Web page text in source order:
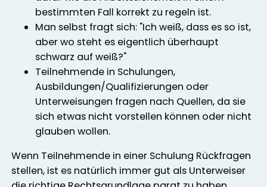
bestimmten Fall korrekt zu regeln ist.
Man selbst fragt sich: "Ich weiß, dass es so ist,
aber wo steht es eigentlich überhaupt
schwarz auf weiß?"
Teilnehmende in Schulungen,
Ausbildungen/Qualifizierungen oder
Unterweisungen fragen nach Quellen, da sie
sich etwas nicht vorstellen können oder nicht
glauben wollen.
Wenn Teilnehmende in einer Schulung Rückfragen
stellen, ist es natürlich immer gut als Unterweiser